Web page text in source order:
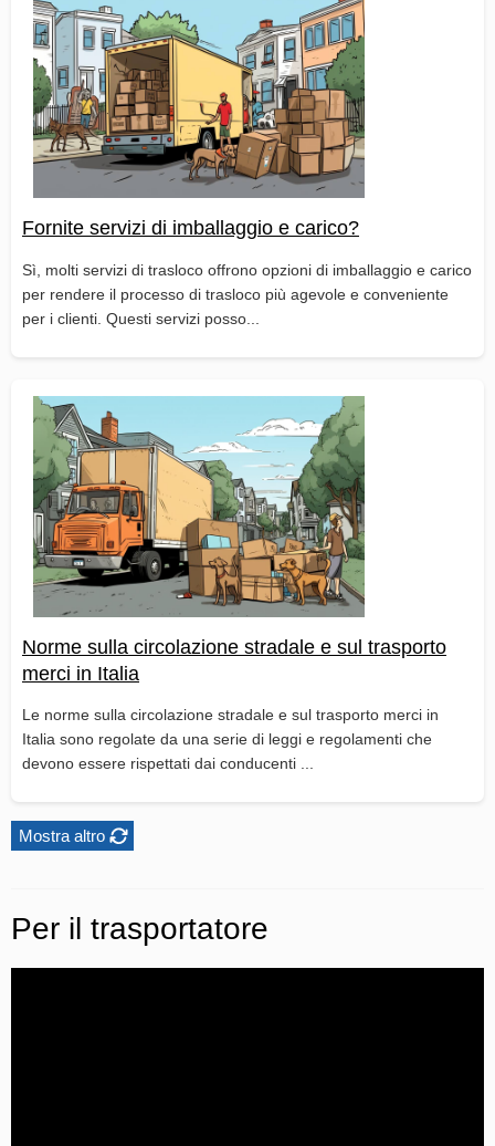
Fornite servizi di imballaggio e carico?
Sì, molti servizi di trasloco offrono opzioni di imballaggio e carico
per rendere il processo di trasloco più agevole e conveniente
per i clienti. Questi servizi posso...
Norme sulla circolazione stradale e sul trasporto
merci in Italia
Le norme sulla circolazione stradale e sul trasporto merci in
Italia sono regolate da una serie di leggi e regolamenti che
devono essere rispettati dai conducenti ...
Mostra altro
Per il trasportatore